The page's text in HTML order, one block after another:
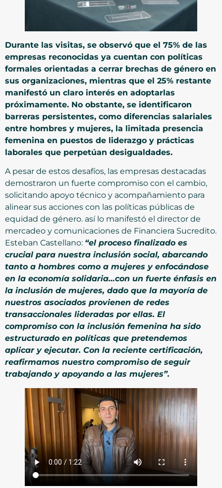
Durante las visitas, se observó que el 75% de las
empresas reconocidas ya cuentan con políticas
formales orientadas a cerrar brechas de género en
sus organizaciones, mientras que el 25% restante
manifestó un claro interés en adoptarlas
próximamente. No obstante, se identificaron
barreras persistentes, como diferencias salariales
entre hombres y mujeres, la limitada presencia
femenina en puestos de liderazgo y prácticas
laborales que perpetúan desigualdades.
A pesar de estos desafíos, las empresas destacadas
demostraron un fuerte compromiso con el cambio,
solicitando apoyo técnico y acompañamiento para
alinear sus acciones con las políticas públicas de
equidad de género. así lo manifestó el director de
mercadeo y comunicaciones de Financiera Sucredito.
Esteban Castellano: “el proceso finalizado es
crucial para nuestra inclusión social, abarcando
tanto a hombres como a mujeres y enfocándose
en la economía solidaria…con un fuerte énfasis en
la inclusión de mujeres, dado que la mayoría de
nuestros asociados provienen de redes
transaccionales lideradas por ellas. El
compromiso con la inclusión femenina ha sido
estructurado en políticas que pretendemos
aplicar y ejecutar. Con la reciente certificación,
reafirmamos nuestro compromiso de seguir
trabajando y apoyando a las mujeres”.